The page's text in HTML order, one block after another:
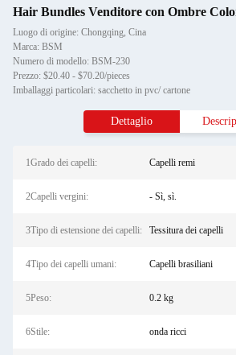
Hair Bundles Venditore con Ombre
Luogo di origine: Chongqing, Cina
Marca: BSM
Numero di modello: BSM-230
Prezzo: $20.40 - $70.20/pieces
Imballaggi particolari: sacchetto in pvc/ cartone
Dettaglio
1Grado dei capelli: Capelli remi
2Capelli vergini: - Sì, sì.
3Tipo di estensione dei capelli: Tessitura dei capelli
4Tipo dei capelli umani: Capelli brasiliani
5Peso: 0.2 kg
6Stile: onda ricci